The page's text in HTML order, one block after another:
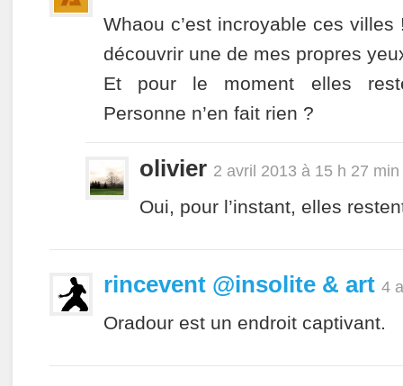
Whaou c’est incroyable ces villes
découvrir une de mes propres
Et pour le moment elles
Personne n’en fait rien ?
olivier 2 avril 2013 à 15 h 27 min
Oui, pour l’instant, elles
rincevent @insolite & art 4
Oradour est un endroit captivant.